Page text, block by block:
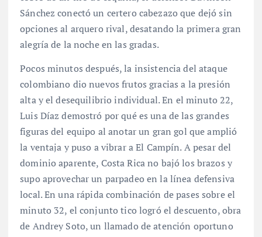
Sánchez conectó un certero cabezazo que dejó sin
opciones al arquero rival, desatando la primera gran
alegría de la noche en las gradas.
Pocos minutos después, la insistencia del ataque
colombiano dio nuevos frutos gracias a la presión
alta y el desequilibrio individual. En el minuto 22,
Luis Díaz demostró por qué es una de las grandes
figuras del equipo al anotar un gran gol que amplió
la ventaja y puso a vibrar a El Campín. A pesar del
dominio aparente, Costa Rica no bajó los brazos y
supo aprovechar un parpadeo en la línea defensiva
local. En una rápida combinación de pases sobre el
minuto 32, el conjunto tico logró el descuento, obra
de Andrey Soto, un llamado de atención oportuno